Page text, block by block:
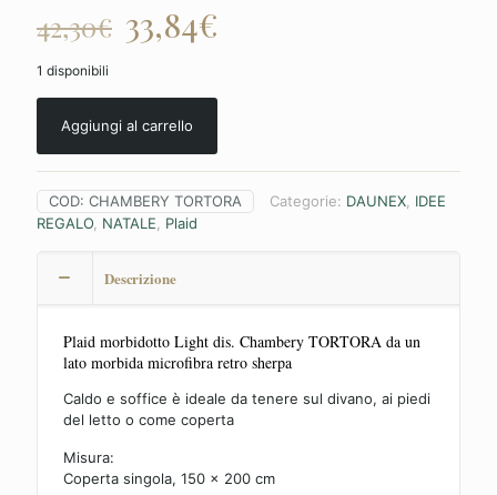
42,30€ Il
prezzo
originale
era:
42,30€.
33,84€
attuale
33,84€.
1 disponibili
Aggiungi al carrello
COD: CHAMBERY TORTORA Categorie: DAUNEX IDEE
REGALO NATALE Plaid
Descrizione
Plaid morbidotto Light dis. Chambery TORTORA da un
lato morbida microfibra retro sherpa
Caldo e soffice è ideale da tenere sul divano, ai piedi
del letto o come coperta
Misura:
Coperta singola, 150 x 200 cm